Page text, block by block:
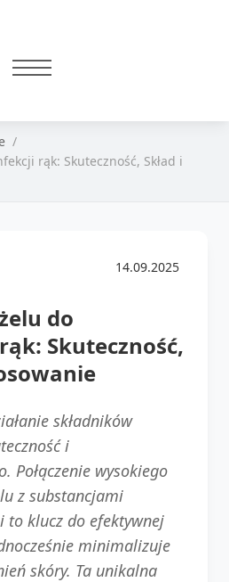
rąk: Skuteczność, Skład i
14.09.2025
do
Skuteczność,
składników
i
Połączenie wysokiego
z substancjami
to klucz do efektywnej
minimalizuje
skóry. Ta unikalna